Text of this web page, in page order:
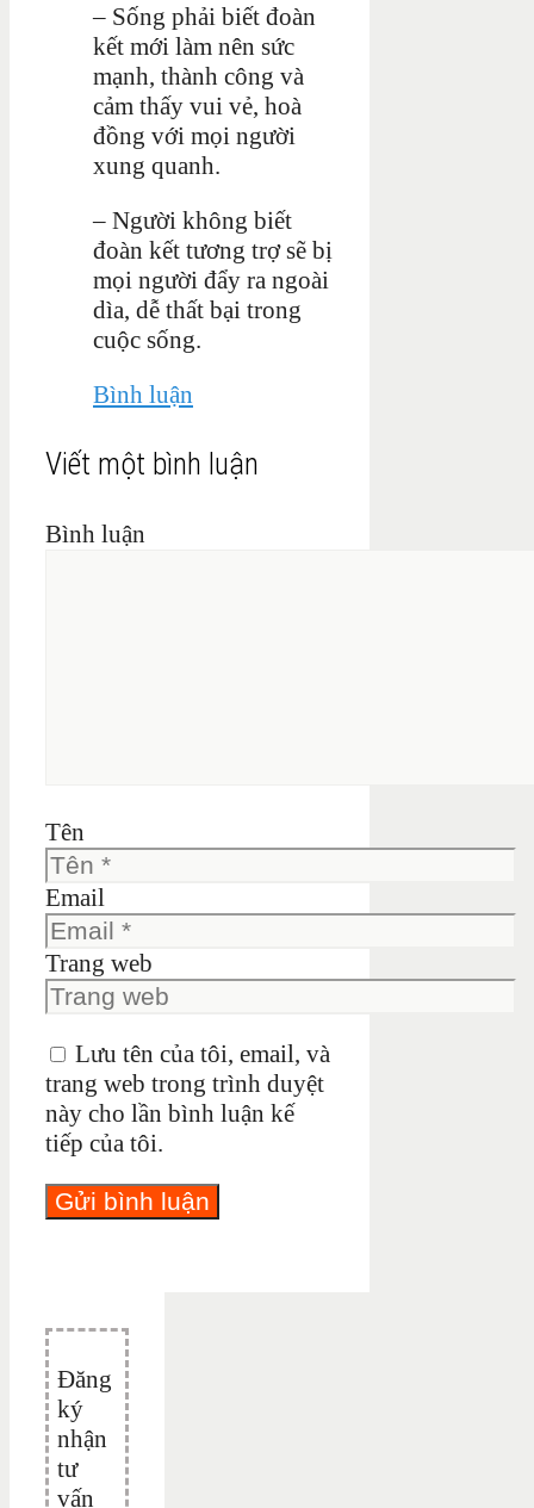
– Sống phải biết đoàn
kết mới làm nên sức
mạnh, thành công và
cảm thấy vui vẻ, hoà
đồng với mọi người
xung quanh.
– Người không biết
đoàn kết tương trợ sẽ bị
mọi người đẩy ra ngoài
dìa, dễ thất bại trong
cuộc sống.
Bình luận
Viết một bình luận
Bình luận
Tên
Email
Trang web
Lưu tên của tôi, email, và
trang web trong trình duyệt
này cho lần bình luận kế
tiếp của tôi.
Đăng
ký
nhận
tư
vấn